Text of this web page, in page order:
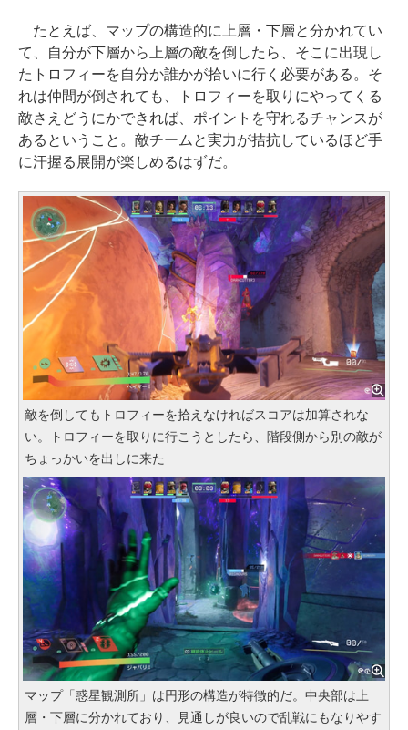
たとえば、マップの構造的に上層・下層と分かれてい
て、自分が下層から上層の敵を倒したら、そこに出現し
たトロフィーを自分か誰かが拾いに行く必要がある。そ
れは仲間が倒されても、トロフィーを取りにやってくる
敵さえどうにかできれば、ポイントを守れるチャンスが
あるということ。敵チームと実力が拮抗しているほど手
に汗握る展開が楽しめるはずだ。
敵を倒してもトロフィーを拾えなければスコアは加算されな
い。トロフィーを取りに行こうとしたら、階段側から別の敵が
ちょっかいを出しに来た
マップ「惑星観測所」は円形の構造が特徴的だ。中央部は上
層・下層に分かれており、見通しが良いので乱戦にもなりやす